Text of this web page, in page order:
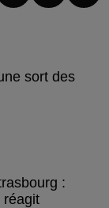
sort des
:
réagit